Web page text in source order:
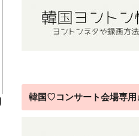
韓国♡コンサート会場専用